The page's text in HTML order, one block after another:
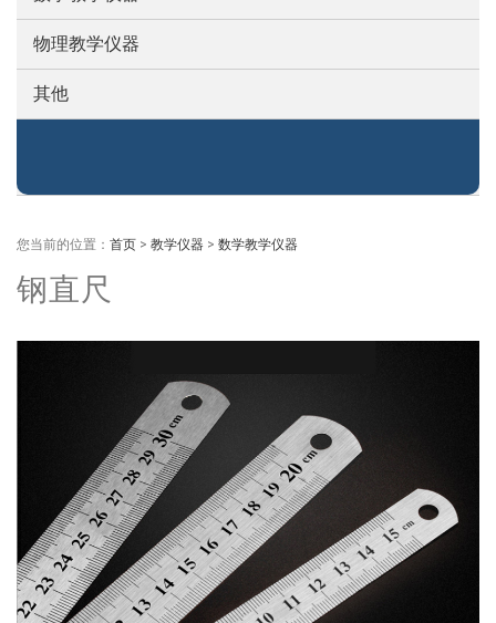
物理教学仪器
其他
您当前的位置： 首页 > 教学仪器 > 数学教学仪器
钢直尺